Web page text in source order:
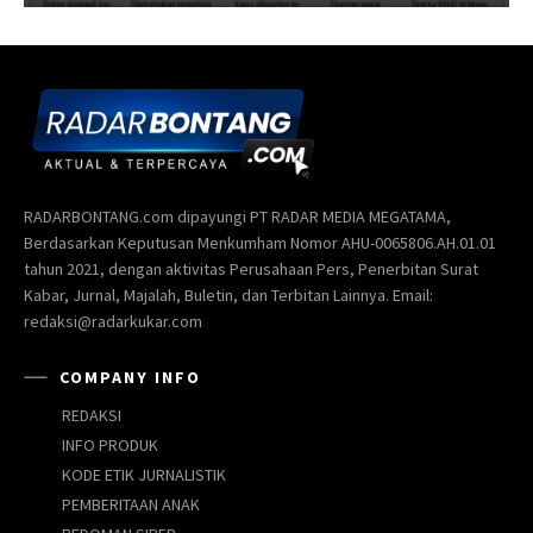
RADARBONTANG.com dipayungi PT RADAR MEDIA MEGATAMA,
Berdasarkan Keputusan Menkumham Nomor AHU-0065806.AH.01.01
tahun 2021, dengan aktivitas Perusahaan Pers, Penerbitan Surat
Kabar, Jurnal, Majalah, Buletin, dan Terbitan Lainnya. Email:
redaksi@radarkukar.com
COMPANY INFO
REDAKSI
INFO PRODUK
KODE ETIK JURNALISTIK
PEMBERITAAN ANAK